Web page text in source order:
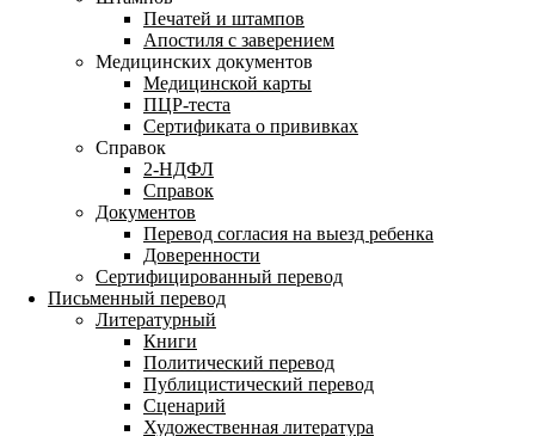
Печатей и штампов
Апостиля с заверением
Медицинских документов
Медицинской карты
ПЦР-теста
Сертификата о прививках
Справок
2-НДФЛ
Справок
Документов
Перевод согласия на выезд ребенка
Доверенности
Сертифицированный перевод
Письменный перевод
Литературный
Книги
Политический перевод
Публицистический перевод
Сценарий
Художественная литература